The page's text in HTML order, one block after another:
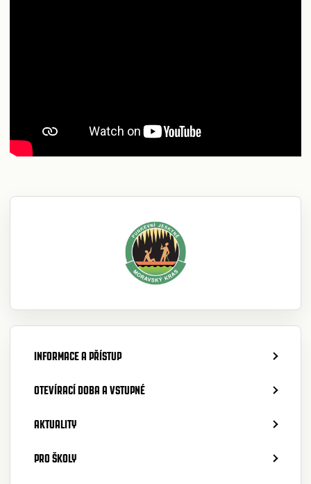
INFORMACE A PŘÍSTUP
OTEVÍRACÍ DOBA A VSTUPNÉ
AKTUALITY
PRO ŠKOLY